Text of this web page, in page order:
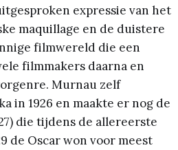
expressie van het
maquillage en de duistere
filmwereld die een
filmmakers daarna en
Murnau zelf
in 1926 en maakte er nog de
die tijdens de allereerste
de Oscar won voor meest